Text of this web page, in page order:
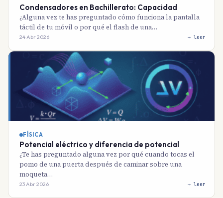
Condensadores en Bachillerato: Capacidad
¿Alguna vez te has preguntado cómo funciona la pantalla
táctil de tu móvil o por qué el flash de una…
24 Abr 2026 → leer
FÍSICA
Potencial eléctrico y diferencia de potencial
¿Te has preguntado alguna vez por qué cuando tocas el
pomo de una puerta después de caminar sobre una
moqueta…
23 Abr 2026 → leer